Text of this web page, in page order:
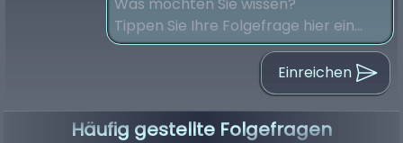
Einreichen
Häufig gestellte Folgefragen